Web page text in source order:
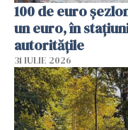
100 de euro
un euro, în
autoritățile
31 IULIE 2026